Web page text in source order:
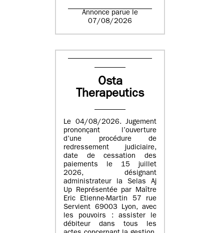
Annonce parue le
07/08/2026
Osta
Therapeutics
Le 04/08/2026. Jugement
prononçant l’ouverture
d’une procédure de
redressement judiciaire,
date de cessation des
paiements le 15 juillet
2026, désignant
administrateur la Selas Aj
Up Représentée par Maître
Eric Etienne-Martin 57 rue
Servient 69003 Lyon, avec
les pouvoirs : assister le
débiteur dans tous les